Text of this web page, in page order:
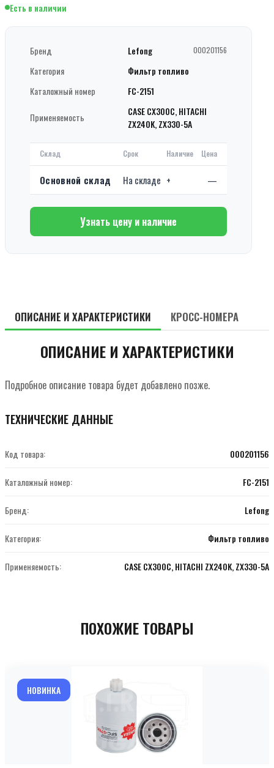
Есть в наличии
Бренд Lefong 000201156
Категория
Фильтр топливо
Каталожный номер
FC-2151
Применяемость
CASE CX300C, HITACHI
ZX240K, ZX330-5A
Склад Срок Наличие Цена
Основной склад На складе + —
Узнать цену и наличие
ОПИСАНИЕ И ХАРАКТЕРИСТИКИ КРОСС-НОМЕРА
ОПИСАНИЕ И ХАРАКТЕРИСТИКИ
Подробное описание товара будет добавлено позже.
ТЕХНИЧЕСКИЕ ДАННЫЕ
Код товара: 000201156
Каталожный номер: FC-2151
Бренд: Lefong
Категория: Фильтр топливо
Применяемость: CASE CX300C, HITACHI ZX240K, ZX330-5A
ПОХОЖИЕ ТОВАРЫ
НОВИНКА